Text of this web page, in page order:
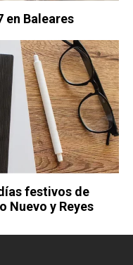
en Baleares
festivos de
Nuevo y Reyes